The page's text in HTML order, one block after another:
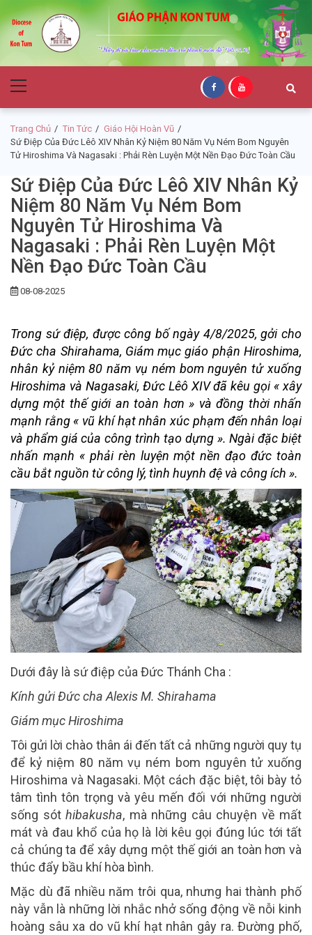
to
navigation
to
content
Giáo Phận Kon
Tum
Menu
Trang Chủ Tin Tức
Giáo Hội Hoàn Vũ
Sứ Điệp Của Đức Lêô XIV Nhân Kỷ Niệm 80 Năm Vụ Ném Bom Nguyên
Tử Hiroshima Và Nagasaki : Phải Rèn Luyện Một Nền Đạo Đức Toàn Cầu
Sứ Điệp Của Đức Lêô XIV Nhân Kỷ
Niệm 80 Năm Vụ Ném Bom
Nguyên Tử Hiroshima Và
Nagasaki : Phải Rèn Luyện Một
Nền Đạo Đức Toàn Cầu
08-08-2025
Trong sứ điệp, được công bố ngày 4/8/2025, gởi cho
Đức cha Shirahama, Giám mục giáo phận Hiroshima,
nhân kỷ niệm 80 năm vụ ném bom nguyên tử xuống
Hiroshima và Nagasaki, Đức Lêô XIV đã kêu gọi « xây
dựng một thế giới an toàn hơn » và đồng thời nhấn
mạnh rằng « vũ khí hạt nhân xúc phạm đến nhân loại
và phẩm giá của công trình tạo dựng ». Ngài đặc biệt
nhấn mạnh « phải rèn luyện một nền đạo đức toàn
cầu bắt nguồn từ công lý, tình huynh đệ và công ích ».
Dưới đây là sứ điệp của Đức Thánh Cha :
Kính gửi Đứccha Alexis M. Shirahama
Giámmục Hiroshima
Tôi gửi lời chào thân ái đến tất cả những người quy tụ
để kỷ niệm 80 năm vụ ném bom nguyên tử xuống
Hiroshima và Nagasaki. Một cách đặc biệt, tôi bày tỏ
tâm tình tôn trọng và yêu mến đối với những người
sống sót hibakusha, mà những câu chuyện về mất
mát và đau khổ của họ là lời kêu gọi đúng lúc tới tất
cả chúng ta để xây dựng một thế giới an toàn hơn và
thúc đẩy bầu khí hòa bình.
Mặc dù đã nhiều năm trôi qua, nhưng hai thành phố
này vẫn là những lời nhắc nhở sống động về nỗi kinh
hoàng sâu xa do vũ khí hạt nhân gây ra. Đường phố,